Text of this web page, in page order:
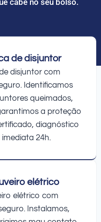
de disjuntor
disjuntor com
Identificamos
queimados,
a proteção
diagnóstico
24h.
elétrico
elétrico com
Instalamos,